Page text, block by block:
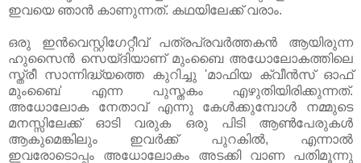
ഇവയെ ഞാന്‍ കാണുന്നത്. കഥയിലേക്ക് വരാം.
ഒരു ഇന്‍വെസ്റ്റിഗേറ്റീവ് പത്രപ്രവര്‍ത്തകന്‍ ആയിരുന്ന
ഹുസൈന്‍ സെയ്ദിയാണ് മുംബൈ അധോലോകത്തിലെ
സ്ത്രീ സാന്നിദ്ധ്യത്തെ കുറിച്ചു 'മാഫിയ ക്വീന്‍സ് ഓഫ്
മുംബൈ' എന്ന പുസ്തകം എഴുതിയിരിക്കുന്നത്.
അധോലോക നേതാവ് എന്നു കേള്‍ക്കുമ്പോള്‍ നമ്മുടെ
മനസ്സിലേക്ക് ഓടി വരുക ഒരു പിടി ആണ്‍പേരുകള്‍
ആകുമെങ്കിലും ഇവര്‍ക്ക് പുറകില്‍, എന്നാല്‍
ഇവരോടൊപ്പം അധോലോകം അടക്കി വാണ പതിമൂന്നു